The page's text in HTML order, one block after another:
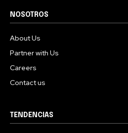
NOSOTROS
About Us
Partner with Us
Careers
Contact us
TENDENCIAS